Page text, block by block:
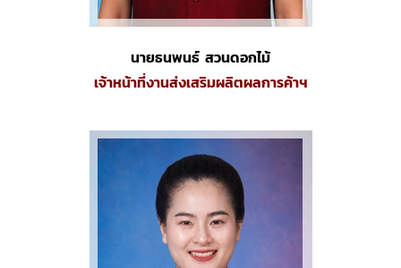
นายธนพนธ์ สวนดอกไม้
เจ้าหน้าที่งานส่งเสริมผลิตผลการค้าฯ